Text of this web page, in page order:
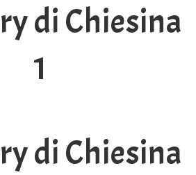
di Chiesina
1
di Chiesina